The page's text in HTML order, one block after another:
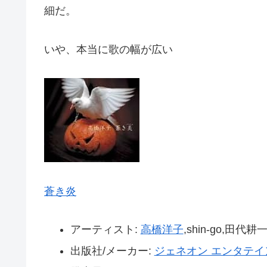
細だ。
いや、本当に歌の幅が広い
蒼き炎
アーティスト: 高橋洋子,shin-go,田代耕
出版社/メーカー: ジェネオン エンタテイ